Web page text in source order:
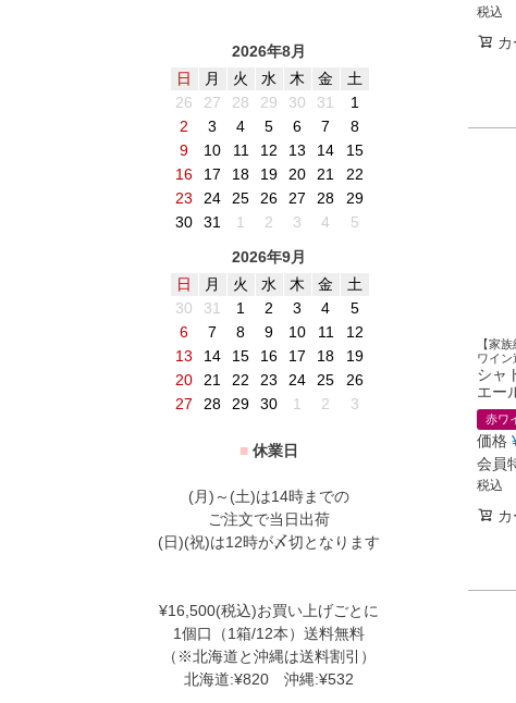
2026年8月
日
月 火 水 木 金
土
26
27 28 29 30 31
1
2
3 4 5 6 7
8
9
10 11 12 13 14
15
16
17 18 19 20 21
22
23
24 25 26 27 28
29
30
31 1 2 3 4
5
2026年9月
日
月 火 水 木 金
土
30
31 1 2 3 4
5
6
7 8 9 10 11
12
13
14 15 16 17 18
19
20
21 22 23 24 25
26
27
28 29 30 1 2 3
■ 休業日
(月)～(土)は14時までの
ご注文で当日出荷
(日)(祝)は12時が〆切となります
¥16,500(税込)お買い上げごとに
1個口（1箱/12本）送料無料
（※北海道と沖縄は送料割引）
北海道:¥820 沖縄:¥532
税込
【家
ワイン
シャ
エー
赤ワ
価格
会員
税込